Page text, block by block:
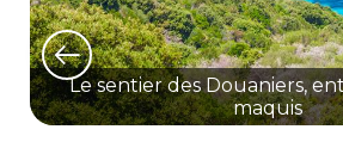
Le sentier des Douaniers,
maquis